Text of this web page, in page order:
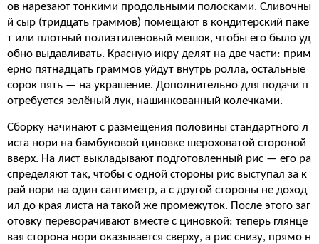
ов нарезают тонкими продольными полосками. Сливочны
й сыр (тридцать граммов) помещают в кондитерский паке
т или плотный полиэтиленовый мешок, чтобы его было уд
обно выдавливать. Красную икру делят на две части: прим
ерно пятнадцать граммов уйдут внутрь ролла, остальные
сорок пять — на украшение. Дополнительно для подачи п
отребуется зелёный лук, нашинкованный колечками.
Сборку начинают с размещения половины стандартного л
иста нори на бамбуковой циновке шероховатой стороной
вверх. На лист выкладывают подготовленный рис — его ра
спределяют так, чтобы с одной стороны рис выступал за к
рай нори на один сантиметр, а с другой стороны не доход
ил до края листа на такой же промежуток. После этого заг
отовку переворачивают вместе с циновкой: теперь глянце
вая сторона нори оказывается сверху, а рис снизу, прямо н